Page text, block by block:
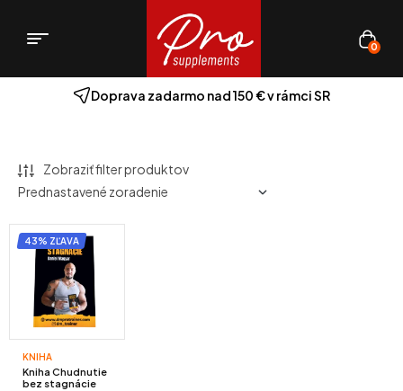
0
Doprava zadarmo nad 150 € v rámci SR
Zobraziť filter produktov
43% ZĽAVA
KNIHA
Kniha Chudnutie
bez stagnácie